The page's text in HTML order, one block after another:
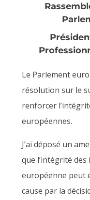
Le Parlement
résolution sur le
renforcer
européennes.
J’ai déposé un
que l’intégrité
européenne peut
cause par la